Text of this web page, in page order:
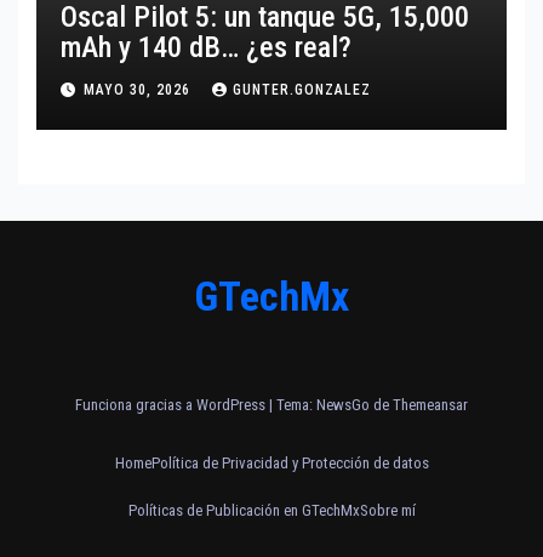
Oscal Pilot 5: un tanque 5G, 15,000
mAh y 140 dB… ¿es real?
MAYO 30, 2026 GUNTER.GONZALEZ
GTechMx
Funciona gracias a WordPress | Tema: NewsGo de Themeansar
HomePolítica de Privacidad y Protección de datos
Políticas de Publicación en GTechMxSobre mí